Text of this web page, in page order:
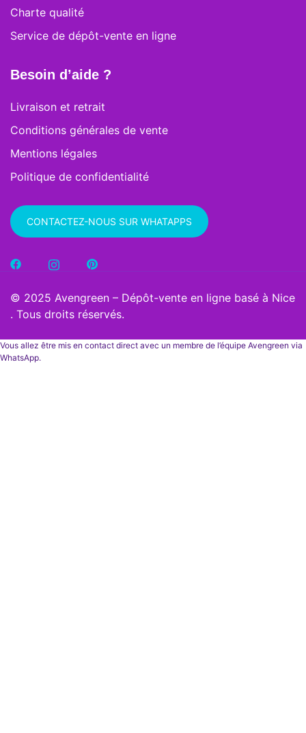
Charte qualité
Service de dépôt-vente en ligne
Besoin d’aide ?
Livraison et retrait
Conditions générales de vente
Mentions légales
Politique de confidentialité
CONTACTEZ-NOUS SUR WHATAPPS
© 2025 Avengreen – Dépôt-vente en ligne basé à Nice
. Tous droits réservés.
Vous allez être mis en contact direct avec un membre de l’équipe Avengreen via
WhatsApp.